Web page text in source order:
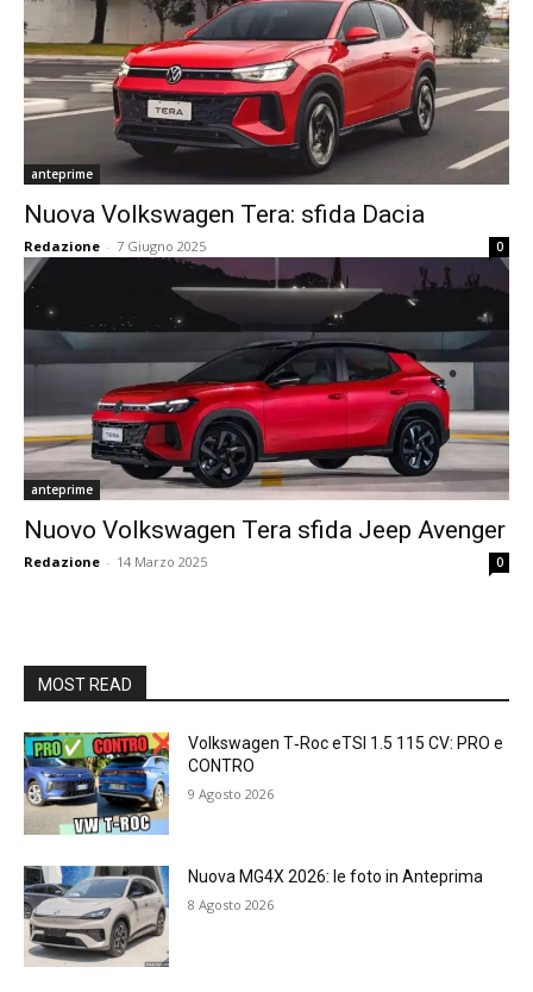
anteprime
Nuova Volkswagen Tera: sfida Dacia
Redazione - 7 Giugno 2025 0
anteprime
Nuovo Volkswagen Tera sfida Jeep Avenger
Redazione - 14 Marzo 2025 0
MOST READ
Volkswagen T‑Roc eTSI 1.5 115 CV: PRO e
CONTRO
9 Agosto 2026
Nuova MG4X 2026: le foto in Anteprima
8 Agosto 2026